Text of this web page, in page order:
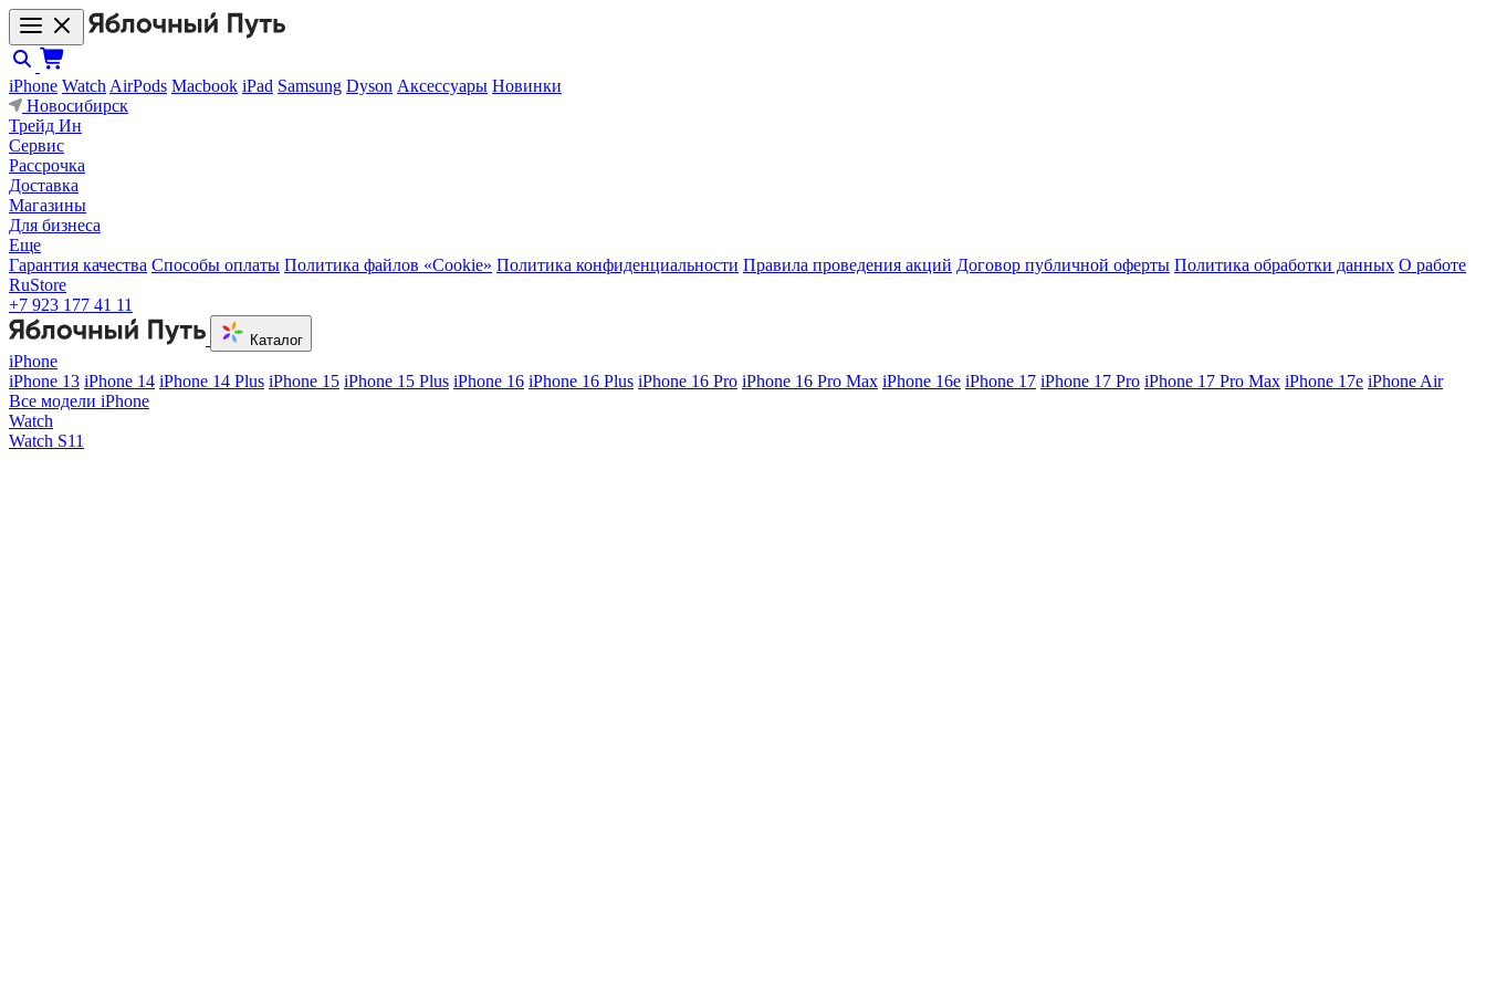
iPhone Watch AirPods Macbook iPad Samsung Dyson Аксессуары Новинки
Новосибирск
Трейд Ин
Сервис
Рассрочка
Доставка
Магазины
Для бизнеса
Еще
Гарантия качества Способы оплаты Политика файлов «Cookie» Политика конфиденциальности Правила проведения акций Договор публичной оферты Политика обработки данных О работе
RuStore
+7 923 177 41 11
Каталог
iPhone
iPhone 13 iPhone 14 iPhone 14 Plus iPhone 15 iPhone 15 Plus iPhone 16 iPhone 16 Plus iPhone 16 Pro iPhone 16 Pro Max iPhone 16e iPhone 17 iPhone 17 Pro iPhone 17 Pro Max iPhone 17e iPhone Air
Все модели iPhone
Watch
Watch S11